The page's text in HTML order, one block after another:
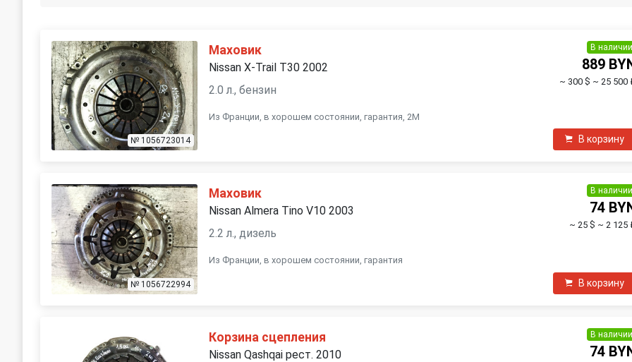
Serena Sunny Terrano
Terrano II Vanette
№ 1056723014
Маховик
Nissan X-Trail T30 2002
2.0 л., бензин
Из Франции, в хорошем состоянии, гарантия, 2M
В наличии
889
~ 300 $ ~ 25 500
В корзину
№ 1056722994
Маховик
Nissan Almera Tino V10 2003
2.2 л., дизель
Из Франции, в хорошем состоянии, гарантия
В наличии
74
~ 25 $ ~ 2 125
В корзину
Корзина сцепления
Nissan Qashqai рест. 2010
В наличии
74